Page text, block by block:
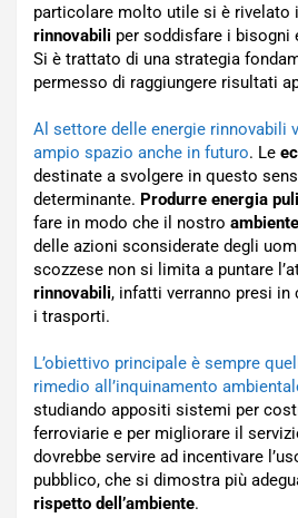
particolare molto utile si è rivelato
rinnovabili per soddisfare i bisogni
Si è trattato di una strategia
permesso di raggiungere risultati
Al settore delle energie rinnovabili
ampio spazio anche in futuro. Le
destinate a svolgere in questo
determinante. Produrre energia
fare in modo che il nostro ambiente
delle azioni sconsiderate degli
scozzese non si limita a puntare
rinnovabili, infatti verranno presi in
i trasporti.
L’obiettivo principale è sempre
rimedio all’inquinamento
studiando appositi sistemi per
ferroviarie e per migliorare il
dovrebbe servire ad incentivare
pubblico, che si dimostra più
rispetto dell’ambiente.